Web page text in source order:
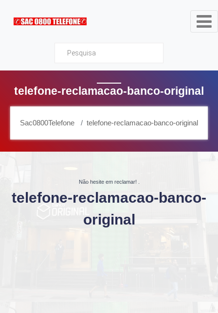
Sac0800Telefone
telefone-reclamacao-banco-original
Sac0800Telefone telefone-reclamacao-banco-original
Não hesite em reclamar!
telefone-reclamacao-banco-
original